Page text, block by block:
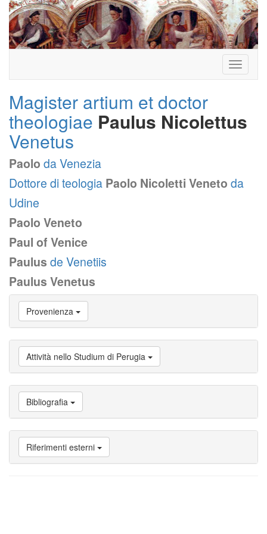
Toggle
Magister artium et doctor
theologiae Paulus Nicolettus
Venetus
Paolo da Venezia
Dottore di teologia Paolo Nicoletti Veneto da
Udine
Paolo Veneto
Paul of Venice
Paulus de Venetiis
Paulus Venetus
Vai
Biografia
Provenienza
Vai
a
Carriera
studente
Vai
a
Attività
nello
Studium
Provenienza
Attività nello Studium di Perugia
Bibliografia
Riferimenti esterni